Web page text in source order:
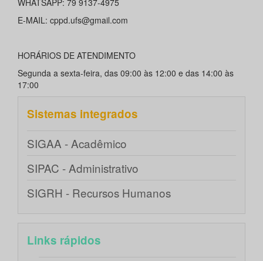
WHATSAPP: 79 9137-4975
E-MAIL: cppd.ufs@gmail.com
HORÁRIOS DE ATENDIMENTO
Segunda a sexta-feira, das 09:00 às 12:00 e das 14:00 às
17:00
Sistemas integrados
SIGAA - Acadêmico
SIPAC - Administrativo
SIGRH - Recursos Humanos
Links rápidos